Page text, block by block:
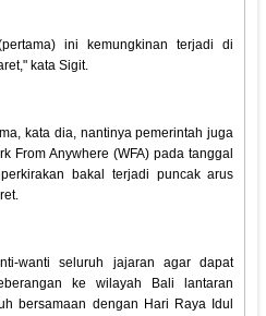
ini kemungkinan terjadi di
kata Sigit.
kata dia, nantinya pemerintah juga
From Anywhere (WFA) pada tanggal
bakal terjadi puncak arus
wanti seluruh jajaran agar dapat
ke wilayah Bali lantaran
bersamaan dengan Hari Raya Idul